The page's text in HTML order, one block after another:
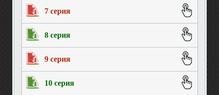
7 серия
8 серия
9 серия
10 серия